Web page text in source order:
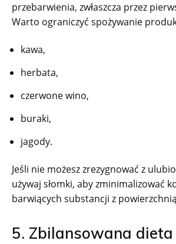
przebarwienia, zwłaszcza przez
Warto ograniczyć spożywanie
kawa,
herbata,
czerwone wino,
buraki,
jagody.
Jeśli nie możesz zrezygnować z
używaj słomki, aby zminimalizować
barwiących substancji z
5. Zbilansowana dieta